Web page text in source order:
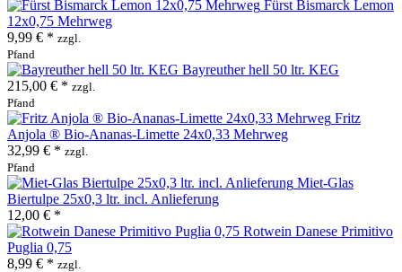
Fürst Bismarck Lemon
12x0,75 Mehrweg
9,99 € * zzgl.
Pfand
Bayreuther hell 50 ltr. KEG
215,00 € * zzgl.
Pfand
Fritz
Anjola ® Bio-Ananas-Limette 24x0,33 Mehrweg
32,99 € * zzgl.
Pfand
Miet-Glas
Biertulpe 25x0,3 ltr. incl. Anlieferung
12,00 € *
Rotwein Danese Primitivo
Puglia 0,75
8,99 € * zzgl.